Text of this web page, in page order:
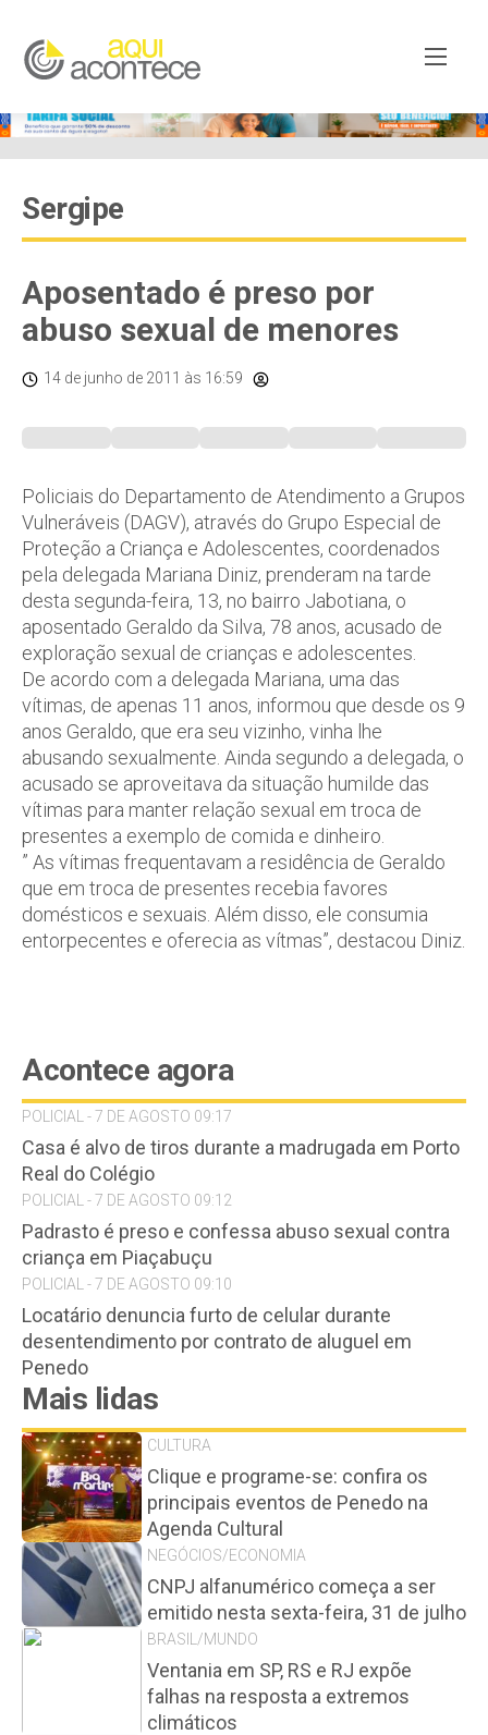
Sergipe
Aposentado é preso por
abuso sexual de menores
14 de junho de 2011 às 16:59
Policiais do Departamento de Atendimento a Grupos
Vulneráveis (DAGV), através do Grupo Especial de
Proteção a Criança e Adolescentes, coordenados
pela delegada Mariana Diniz, prenderam na tarde
desta segunda-feira, 13, no bairro Jabotiana, o
aposentado Geraldo da Silva, 78 anos, acusado de
exploração sexual de crianças e adolescentes.
De acordo com a delegada Mariana, uma das
vítimas, de apenas 11 anos, informou que desde os 9
anos Geraldo, que era seu vizinho, vinha lhe
abusando sexualmente. Ainda segundo a delegada, o
acusado se aproveitava da situação humilde das
vítimas para manter relação sexual em troca de
presentes a exemplo de comida e dinheiro.
” As vítimas frequentavam a residência de Geraldo
que em troca de presentes recebia favores
domésticos e sexuais. Além disso, ele consumia
entorpecentes e oferecia as vítmas”, destacou Diniz.
Acontece agora
POLICIAL - 7 DE AGOSTO 09:17
Casa é alvo de tiros durante a madrugada em Porto
Real do Colégio
POLICIAL - 7 DE AGOSTO 09:12
Padrasto é preso e confessa abuso sexual contra
criança em Piaçabuçu
POLICIAL - 7 DE AGOSTO 09:10
Locatário denuncia furto de celular durante
desentendimento por contrato de aluguel em
Penedo
Mais lidas
CULTURA
Clique e programe-se: confira os
principais eventos de Penedo na
Agenda Cultural
NEGÓCIOS/ECONOMIA
CNPJ alfanumérico começa a ser
emitido nesta sexta-feira, 31 de julho
BRASIL/MUNDO
Ventania em SP, RS e RJ expõe
falhas na resposta a extremos
climáticos